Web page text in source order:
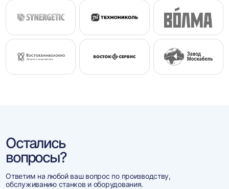
Остались
вопросы?
Ответим на любой ваш вопрос по производству,
обслуживанию станков и оборудования.